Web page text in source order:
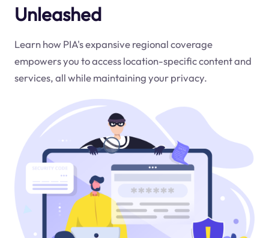
Unleashed
Learn how PIA's expansive regional coverage
empowers you to access location-specific content and
services, all while maintaining your privacy.